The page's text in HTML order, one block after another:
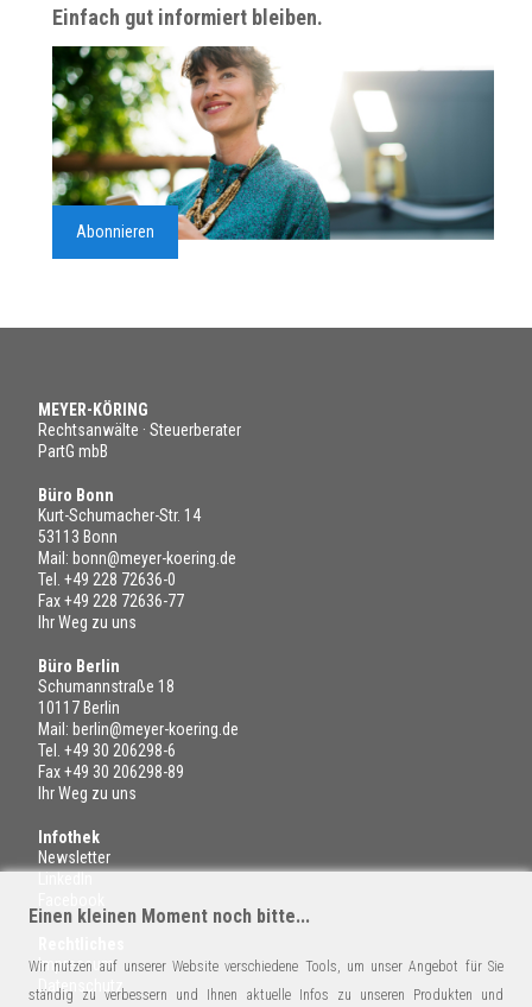
Einfach gut informiert bleiben.
Abonnieren
MEYER-KÖRING
Rechtsanwälte · Steuerberater
PartG mbB
Büro Bonn
Kurt-Schumacher-Str. 14
53113 Bonn
Mail: bonn@meyer-koering.de
Tel. +49 228 72636-0
Fax +49 228 72636-77
Ihr Weg zu uns
Büro Berlin
Schumannstraße 18
10117 Berlin
Mail: berlin@meyer-koering.de
Tel. +49 30 206298-6
Fax +49 30 206298-89
Ihr Weg zu uns
Infothek
Newsletter
Impressum
Datenschutz
Einen kleinen Moment noch bitte...
Wir nutzen auf unserer Website verschiedene Tools, um unser Angebot für Sie
ständig zu verbessern und Ihnen aktuelle Infos zu unseren Produkten und